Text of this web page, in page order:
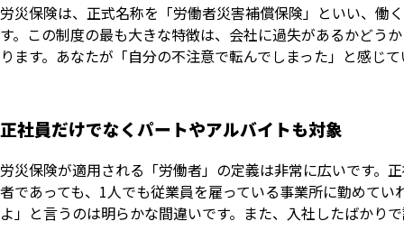
労災保険は、正式名称を「労働者災害補償保険」といい、働
す。この制度の最も大きな特徴は、会社に過失があるかどう
ります。あなたが「自分の不注意で転んでしまった」と感じ
正社員だけでなくパートやアルバイトも対象
労災保険が適用される「労働者」の定義は非常に広いです。
者であっても、1人でも従業員を雇っている事業所に勤めて
よ」と言うのは明らかな間違いです。また、入社したばかり